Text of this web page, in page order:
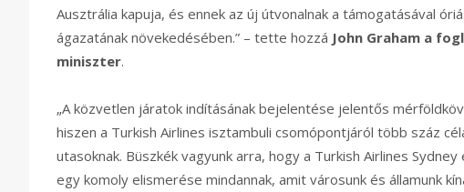
Ausztrália kapuja, és ennek az új útvonalnak a támogatásával
ágazatának növekedésében.” – tette hozzá John Graham a
miniszter.
„A közvetlen járatok indításának bejelentése jelentős
hiszen a Turkish Airlines isztambuli csomópontjáról több száz
utasoknak. Büszkék vagyunk arra, hogy a Turkish Airlines
egy komoly elismerése mindannak, amit városunk és államunk